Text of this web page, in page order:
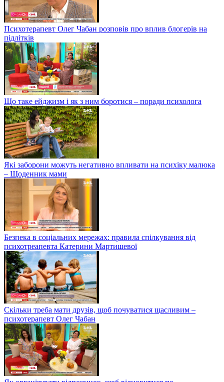
Психотерапевт Олег Чабан розповів про вплив блогерів на
підлітків
Що таке ейджизм і як з ним боротися – поради психолога
Які заборони можуть негативно впливати на психіку малюка
– Щоденник мами
Безпека в соціальних мережах: правила спілкування від
психотреапевта Катерини Мартишевої
Скільки треба мати друзів, щоб почуватися щасливим –
психотерапевт Олег Чабан